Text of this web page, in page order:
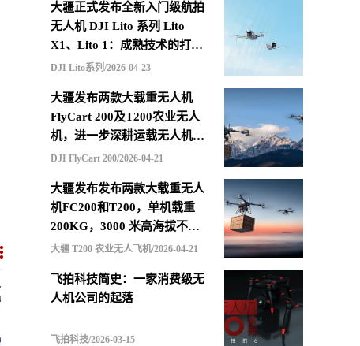
大疆正式发布全新入门级航拍
无人机 DJI Lito 系列 Lito
X1、Lito 1：成熟技术的打包
重组，更低价格的选择
DJI Lito系列/2026-04-23
大疆发布两款大载重无人机
FlyCart 200及T200农业无人
机，进一步深耕运载无人机市
场
DJI FlyCart 200/2026-04-21
大疆发布发布两款大载重无人
机FC200和T200，单机载重
200KG，3000 米高海拔不减
载，支持四机联吊最多600KG
大疆 T200 农业无人飞机/2026-04-21
飞拍科技简史：一家消费级无
人机公司的起落
飞拍科技/2026-03-15